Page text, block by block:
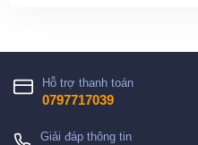
Hỗ trợ thanh toán
0797717039
Giải đáp thông tin